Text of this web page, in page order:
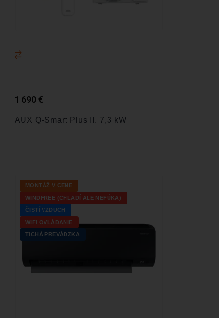
AUX Q-Smart Plus II. 7,3 kW
1 690 €
MONTÁŽ V CENE
WINDFREE (CHLADÍ ALE NEFÚKA)
ČISTÍ VZDUCH
WIFI OVLÁDANIE
TICHÁ PREVÁDZKA